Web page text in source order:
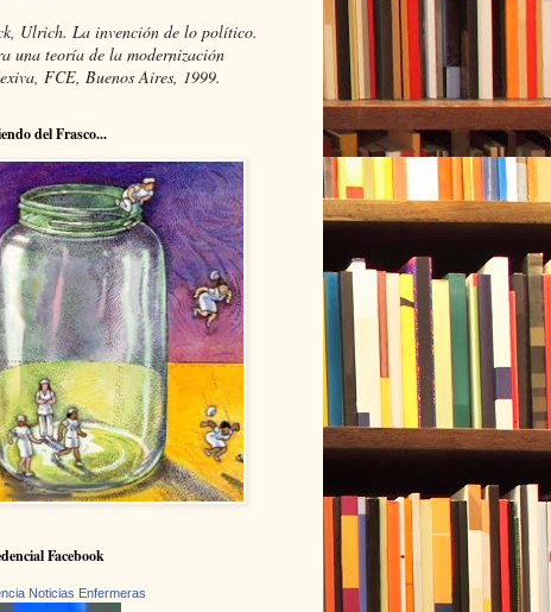
Ulrich. La invención de lo político.
una teoría de la modernización
FCE, Buenos Aires, 1999.
del Frasco...
Facebook
Noticias Enfermeras